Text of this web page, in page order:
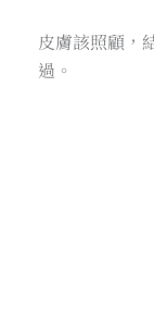
皮膚該照顧，
過。